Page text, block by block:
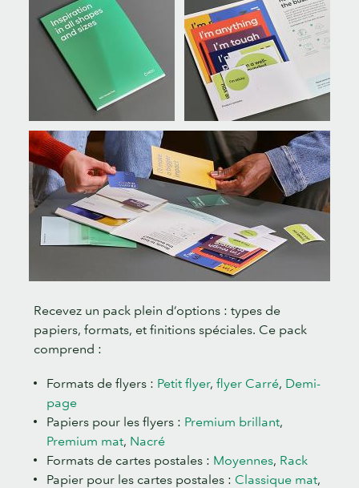
Recevez un pack plein d’options : types de
papiers, formats, et finitions spéciales. Ce pack
comprend :
Formats de flyers : Petit flyer, flyer Carré, Demi-
page
Papiers pour les flyers : Premium brillant,
Premium mat, Nacré
Formats de cartes postales : Moyennes, Rack
Papier pour les cartes postales : Classique mat,